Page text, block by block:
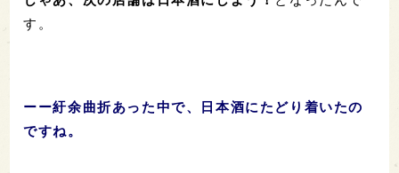
す。
ーー紆余曲折あった中で、日本酒にたどり着いたの
ですね。